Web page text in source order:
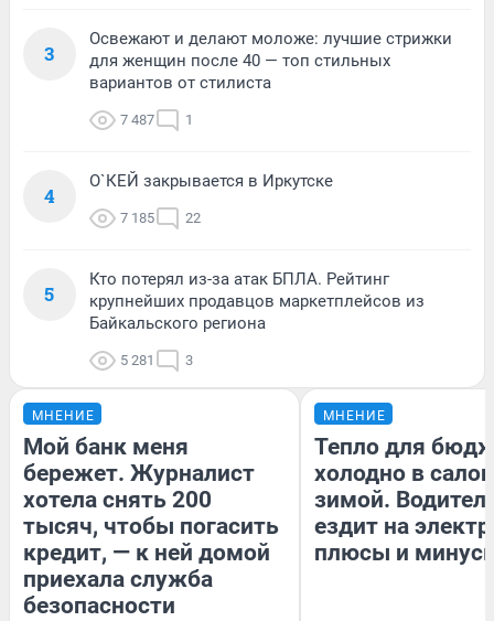
3
Освежают и делают моложе: лучшие стрижки
для женщин после 40 — топ стильных
вариантов от стилиста
7 487 1
4
О`КЕЙ закрывается в Иркутске
7 185 22
5
Кто потерял из-за атак БПЛА. Рейтинг
крупнейших продавцов маркетплейсов из
Байкальского региона
5 281 3
МНЕНИЕ
Мой банк меня
бережет. Журналист
хотела снять 200
тысяч, чтобы погасить
кредит, — к ней домой
приехала служба
безопасности
МНЕНИЕ
Тепло для
холодно в
зимой.
ездит на
плюсы и